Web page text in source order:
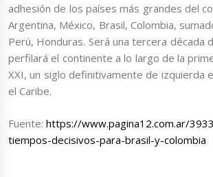
adhesión de los países más grandes del
Argentina, México, Brasil, Colombia,
Perú, Honduras. Será una tercera década
perfilará el continente a lo largo de la
XXI, un siglo definitivamente de izquierda
el Caribe.
Fuente:https://www.pagina12.com.ar/
tiempos-decisivos-para-brasil-y-colombia